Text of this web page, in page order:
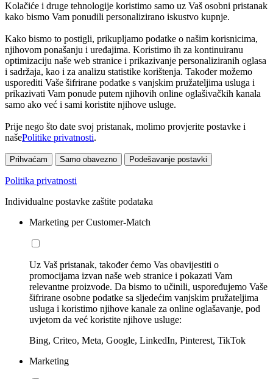
Kolačiće i druge tehnologije koristimo samo uz Vaš osobni pristanak
kako bismo Vam ponudili personalizirano iskustvo kupnje.
Kako bismo to postigli, prikupljamo podatke o našim korisnicima,
njihovom ponašanju i uređajima. Koristimo ih za kontinuiranu
optimizaciju naše web stranice i prikazivanje personaliziranih oglasa
i sadržaja, kao i za analizu statistike korištenja. Također možemo
usporediti Vaše šifrirane podatke s vanjskim pružateljima usluga i
prikazivati Vam ponude putem njihovih online oglašivačkih kanala
samo ako već i sami koristite njihove usluge.
Prije nego što date svoj pristanak, molimo provjerite postavke i
našePolitike privatnosti.
Prihvaćam Samo obavezno Podešavanje postavki
Politika privatnosti
Individualne postavke zaštite podataka
Marketing per Customer-Match
Uz Vaš pristanak, također ćemo Vas obavijestiti o
promocijama izvan naše web stranice i pokazati Vam
relevantne proizvode. Da bismo to učinili, uspoređujemo Vaše
šifrirane osobne podatke sa sljedećim vanjskim pružateljima
usluga i koristimo njihove kanale za online oglašavanje, pod
uvjetom da već koristite njihove usluge:
Bing, Criteo, Meta, Google, LinkedIn, Pinterest, TikTok
Marketing